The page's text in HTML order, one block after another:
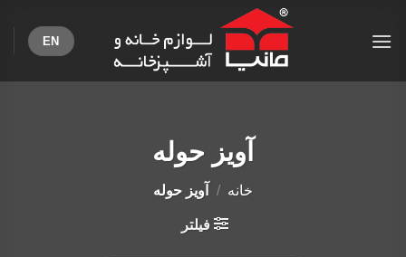
EN
آویز حوله
خانه / آویز حوله
فیلتر